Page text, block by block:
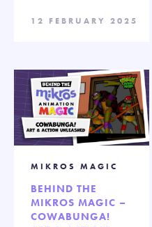
12 FEBRUARY 2025
MIKROS MAGIC
BEHIND THE
MIKROS MAGIC –
COWABUNGA!